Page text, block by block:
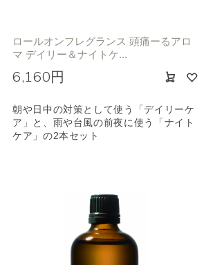
ロールオンフレグランス 頭痛ーるアロ
マ デイリー＆ナイトケ...
6,160円
朝や日中の対策として使う「デイリーケ
ア」と、雨や台風の前夜に使う「ナイト
ケア」の2本セット